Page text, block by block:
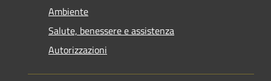
Ambiente
Salute, benessere e assistenza
Autorizzazioni